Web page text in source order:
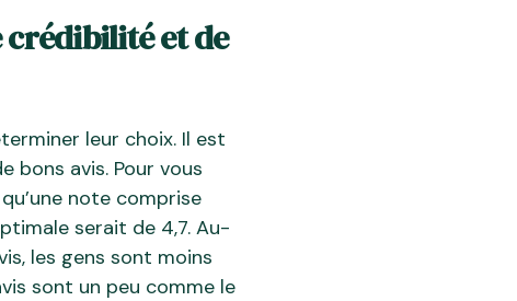
crédibilité et de
leur choix. Il est
bons avis. Pour vous
note comprise
serait de 4,7. Au-
les gens sont moins
sont un peu comme le